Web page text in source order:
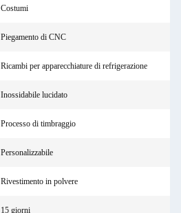
Costumi
Piegamento di CNC
Ricambi per apparecchiature di refrigerazione
Inossidabile lucidato
Processo di timbraggio
Personalizzabile
Rivestimento in polvere
15 giorni